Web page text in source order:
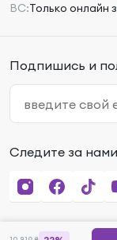
ВС:Только онлайн
Подпишись и
Следите за